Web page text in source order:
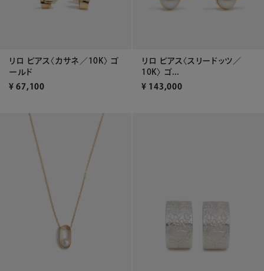
リロ ピアス〈カサネ／10K〉 ゴ
ールド
¥ 67,100
リロ ピアス〈スリードッツ／
10K〉 ゴ...
¥ 143,000